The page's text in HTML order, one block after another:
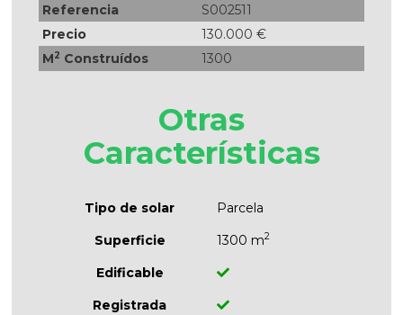
Referencia
S002511
Precio
130.000 €
M2 Construídos 1300
Otras
Características
Tipo de solar
Parcela
Superficie
1300 m2
Edificable
Registrada